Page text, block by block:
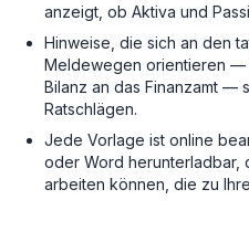
anzeigt, ob Aktiva und
Hinweise, die sich an den
Meldewegen orientieren —
Bilanz an das Finanzamt —
Ratschlägen.
Jede Vorlage ist online
oder Word herunterladbar,
arbeiten können, die zu